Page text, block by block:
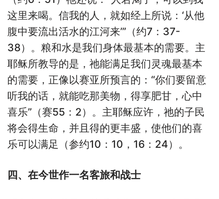
这里来喝。信我的人，就如经上所说：‘从他
腹中要流出活水的江河来’”（约7：37-
38）。粮和水是我们身体最基本的需要。主
耶稣所教导的是，祂能满足我们灵魂最基本
的需要，正像以赛亚所预言的：“你们要留意
听我的话，就能吃那美物，得享肥甘，心中
喜乐”（赛55：2）。主耶稣应许，祂的子民
将会得生命，并且得的更丰盛，使他们的喜
乐可以满足（参约10：10，16：24）。
四、在今世作一名客旅和战士